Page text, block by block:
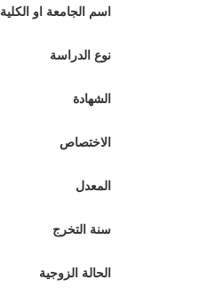
اسم الجامعة او الكلية
نوع الدراسة
الشهادة
الاختصاص
المعدل
سنة التخرج
الحالة الزوجية